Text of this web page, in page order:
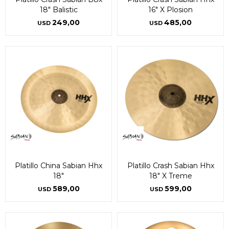
18" Balistic
USD 249,00
16" X Plosion
USD 485,00
Platillo China Sabian Hhx
18"
USD 589,00
Platillo Crash Sabian Hhx
18" X Treme
USD 599,00